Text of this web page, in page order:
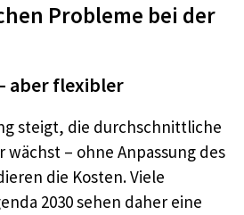
Probleme bei der
aber flexibler
steigt, die durchschnittliche
wächst – ohne Anpassung des
die Kosten. Viele
2030 sehen daher eine